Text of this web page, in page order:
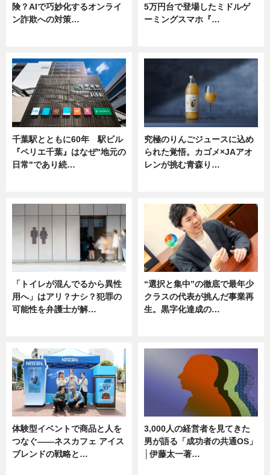
険？AIで巧妙化するオンライ
ン詐欺への対策…
5万円台で登場したミドルゲ
ーミングスマホ『…
千葉駅とともに60年 駅ビル
『ペリエ千葉』はなぜ"地元の
日常"であり続…
究極のりんごジュースに込め
られた覚悟。カゴメ×JAアオ
レンが挑む青森り…
「トイレが混んでるから異性
用へ」はアリ？ナシ？犯罪の
可能性を弁護士が解…
“選択と集中”の徹底で最年少
クラスの代表が挑んだ事業再
生。黒字化達成の…
体験型イベントで商品と人を
つなぐ――ネスカフェ アイス
ブレンドの戦略と…
3,000人の経営者を見てきた
男が語る「成功者の共通OS」
│伊藤太一著…